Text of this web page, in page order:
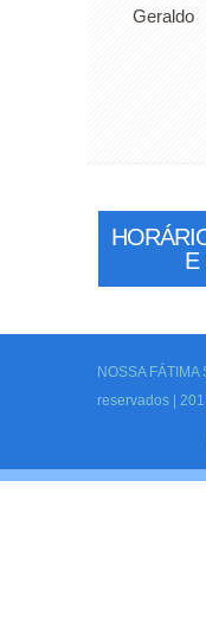
Geraldo
E
NOSSA
reservados |